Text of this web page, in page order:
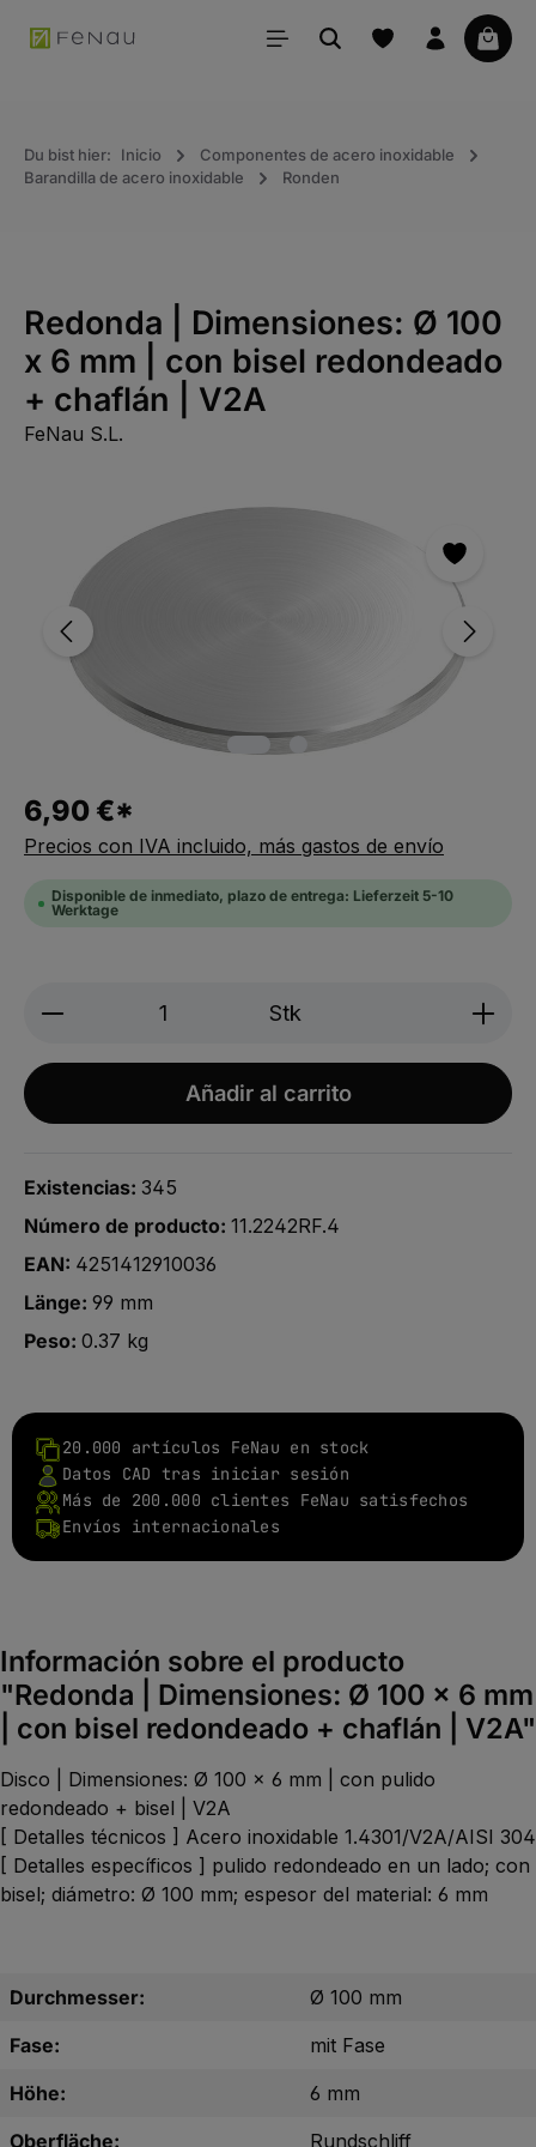
principal La
Du bist hier: Inicio
Componentes de acero inoxidable
Barandilla de acero inoxidable
Ronden
Redonda | Dimensiones: Ø 100
x 6 mm | con bisel redondeado
+ chaflán | V2A
FeNau S.L.
Saltar la galería de imágenes
6,90 €*
Precios con IVA incluido, más gastos de envío
Disponible de inmediato, plazo de entrega: Lieferzeit 5-10
Werktage
Produkt Anzahl: Gib den
Stk
Añadir al carrito
Existencias: 345
Número de producto: 11.2242RF.4
EAN: 4251412910036
Länge: 99 mm
Peso: 0.37 kg
20.000 artículos FeNau en stock
Datos CAD tras iniciar sesión
Más de 200.000 clientes FeNau satisfechos
Envíos internacionales
Información sobre el producto
"Redonda | Dimensiones: Ø 100 x 6 mm
| con bisel redondeado + chaflán | V2A"
Disco | Dimensiones: Ø 100 x 6 mm | con pulido
redondeado + bisel | V2A
[ Detalles técnicos ] Acero inoxidable 1.4301/V2A/AISI 304
[ Detalles específicos ] pulido redondeado en un lado; con
bisel; diámetro: Ø 100 mm; espesor del material: 6 mm
Durchmesser:
Ø 100 mm
Fase:
mit Fase
Höhe:
6 mm
Oberfläche:
Rundschliff